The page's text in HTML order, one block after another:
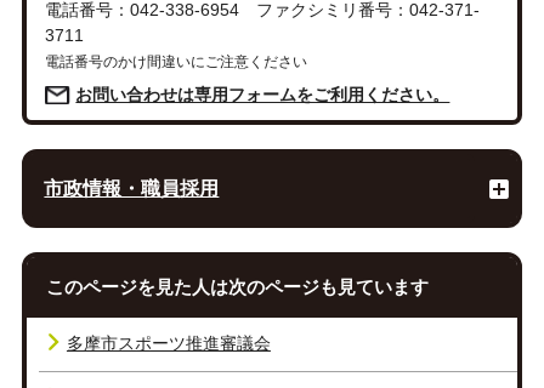
電話番号：042-338-6954 ファクシミリ番号：042-371-
3711
電話番号のかけ間違いにご注意ください
お問い合わせは専用フォームをご利用ください。
市政情報・職員採用
このページを見た人は次のページも見ています
多摩市スポーツ推進審議会